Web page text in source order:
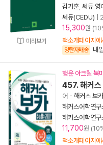
미리보기
김기훈 쎄듀 영
쎄듀(CEDU)
15,300원
책소개페이지
양탄자배송 내
행운 아크릴 북
457. 해커
어 - 해커스 보
해커스어학연구
해커스어학연
11,700원
책소개페이지